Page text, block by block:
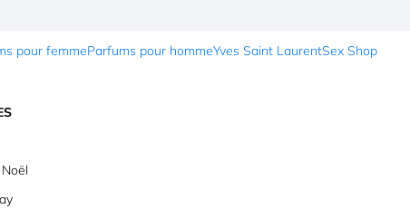
pour femmeParfums pour hommeYves Saint LaurentSex Shop